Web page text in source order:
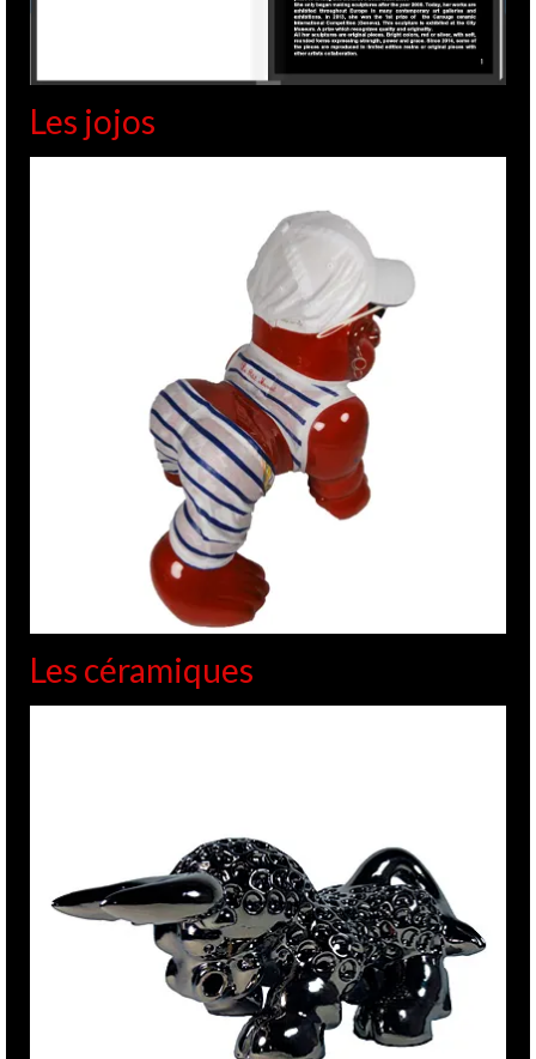
Les jojos
Les céramiques